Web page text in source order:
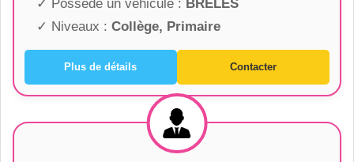
✓ Possède un véhicule : BRELES
✓ Niveaux : Collège, Primaire
Plus de détails Contacter